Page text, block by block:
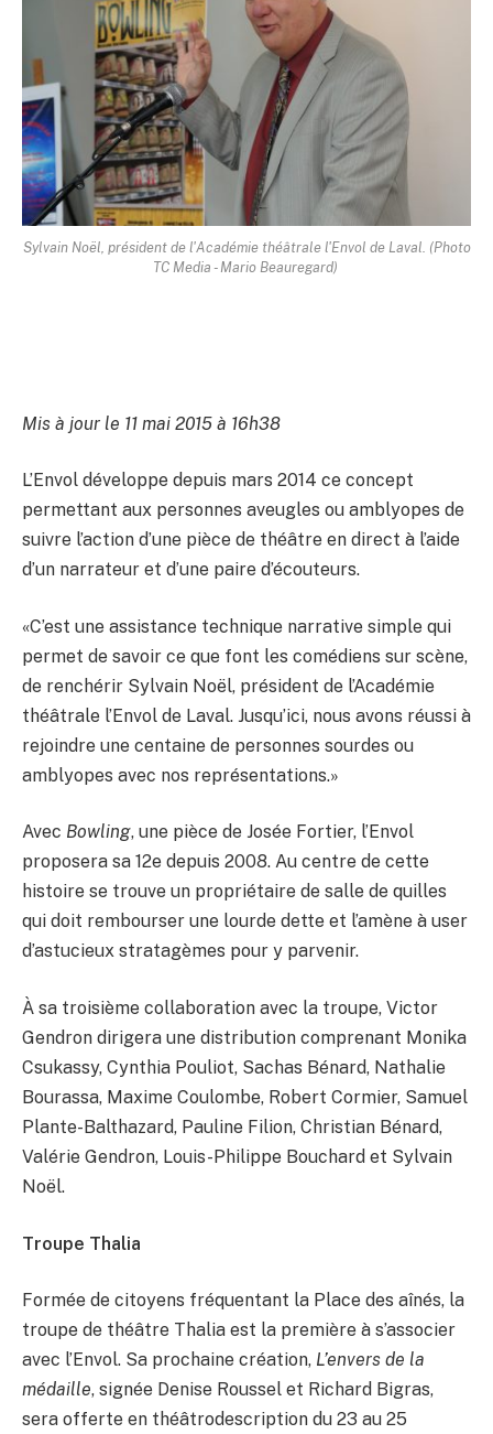
Sylvain Noël, président de l'Académie théâtrale l'Envol de Laval (Photo
TC Media - Mario Beauregard)
Mis à jour le 11 mai 2015 à 16h38
L’Envol développe depuis mars 2014 ce concept
permettant aux personnes aveugles ou amblyopes de
suivre l’action d’une pièce de théâtre en direct à l’aide
d’un narrateur et d’une paire d’écouteurs.
«C’est une assistance technique narrative simple qui
permet de savoir ce que font les comédiens sur scène,
de renchérir Sylvain Noël, président de l’Académie
théâtrale l’Envol de Laval. Jusqu’ici, nous avons réussi à
rejoindre une centaine de personnes sourdes ou
amblyopes avec nos représentations.»
Avec Bowling, une pièce de Josée Fortier, l’Envol
proposera sa 12e depuis 2008. Au centre de cette
histoire se trouve un propriétaire de salle de quilles
qui doit rembourser une lourde dette et l’amène à user
d’astucieux stratagèmes pour y parvenir.
À sa troisième collaboration avec la troupe, Victor
Gendron dirigera une distribution comprenant Monika
Csukassy, Cynthia Pouliot, Sachas Bénard, Nathalie
Bourassa, Maxime Coulombe, Robert Cormier, Samuel
Plante-Balthazard, Pauline Filion, Christian Bénard,
Valérie Gendron, Louis-Philippe Bouchard et Sylvain
Noël.
Troupe Thalia
Formée de citoyens fréquentant la Place des aînés, la
troupe de théâtre Thalia est la première à s’associer
avec l’Envol. Sa prochaine création, L’envers de la
médaille, signée Denise Roussel et Richard Bigras,
sera offerte en théâtrodescription du 23 au 25